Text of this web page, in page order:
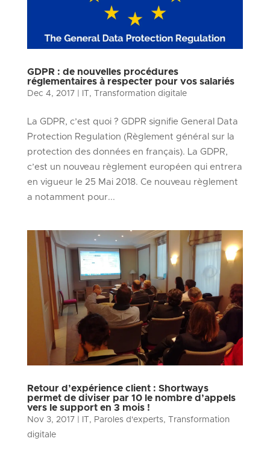
GDPR : de nouvelles procédures
réglementaires à respecter pour vos salariés
Dec 4, 2017 , Transformation digitale
La GDPR, c’est quoi ? GDPR signifie General Data
Protection Regulation (Règlement général sur la
protection des données en français). La GDPR,
c’est un nouveau règlement européen qui entrera
en vigueur le 25 Mai 2018. Ce nouveau règlement
a notamment pour...
Retour d’expérience client : Shortways
permet de diviser par 10 le nombre d’appels
vers le support en 3 mois !
Nov 3, 2017 , Paroles d'experts,
Transformation
digitale